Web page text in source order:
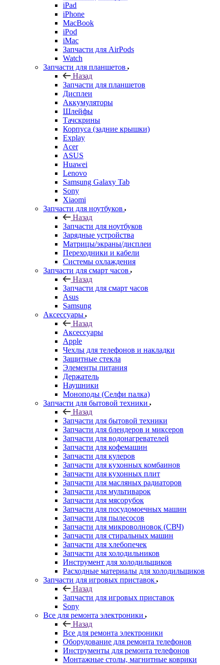
Запчасти для AirPods
Watch
Запчасти для планшетов
Назад
Запчасти для планшетов
Дисплеи
Аккумуляторы
Шлейфы
Тачскрины
Корпуса (задние крышки)
Explay
Acer
ASUS
Huawei
Lenovo
Samsung Galaxy Tab
Sony
Xiaomi
Запчасти для ноутбуков
Назад
Запчасти для ноутбуков
Зарядные устройства
Матрицы/экраны/дисплеи
Переходники и кабели
Системы охлаждения
Запчасти для смарт часов
Назад
Запчасти для смарт часов
Asus
Samsung
Аксессуары
Назад
Аксессуары
Apple
Чехлы для телефонов и накладки
Защитные стекла
Элементы питания
Держатель
Наушники
Моноподы (Селфи палка)
Запчасти для бытовой техники
Назад
Запчасти для бытовой техники
Запчасти для блендеров и миксеров
Запчасти для водонагревателей
Запчасти для кофемашин
Запчасти для кулеров
Запчасти для кухонных комбаинов
Запчасти для кухонных плит
Запчасти для масляных радиаторов
Запчасти для мультиварок
Запчасти для мясорубок
Запчасти для посудомоечных машин
Запчасти для пылесосов
Запчасти для микроволновок (СВЧ)
Запчасти для стиральных машин
Запчасти для хлебопечек
Запчасти для холодильников
Инструмент для холодильщиков
Расходные материалы для холодильщиков
Запчасти для игровых приставок
Назад
Запчасти для игровых приставок
Sony
Все для ремонта электроники
Назад
Все для ремонта электроники
Оборудование для ремонта телефонов
Инструменты для ремонта телефонов
Монтажные столы, магнитные коврики
Скальпели, лезвия сменные
Системы хранения
Скотчи, изолента
Тачскрины